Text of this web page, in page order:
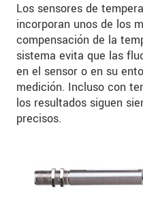
Los sensores de
incorporan unos de los
compensación de la
sistema evita que las
en el sensor o en su
medición. Incluso con
los resultados siguen
precisos.